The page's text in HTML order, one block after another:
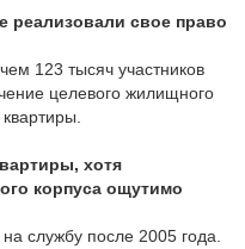
свое право
123 тысяч участников
целевого жилищного
хотя
корпуса ощутимо
службу после 2005 года.